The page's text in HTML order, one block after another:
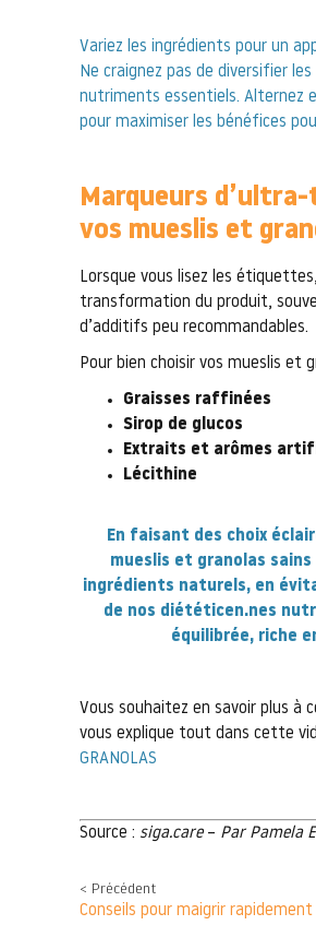
Variez les ingrédients pour un
Ne craignez pas de diversifier
nutriments essentiels. Alternez
pour maximiser les bénéfices
Marqueurs
vos mueslis et
Lorsque vous lisez les
transformation du produit,
d’additifs peu recommandables.
Pour bien choisir vos mueslis et
Graisses raffinées
Sirop de glucos
Extraits et arômes
Lécithine
En faisant des choix
mueslis et granolas
ingrédients naturels, en
de nos diététicen.nes
équilibrée, riche
Vous souhaitez en savoir plus à
vous explique tout dans cette
GRANOLAS
Source : siga.care– Par Pamela
< Précédent
Conseils pour maigrir rapidement